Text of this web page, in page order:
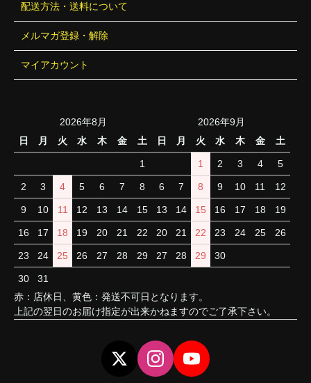
配送方法・送料について
メルマガ登録・解除
マイアカウント
2026年8月
日
月 火 水 木 金 土
1
2 3 4 5 6 7 8
9 10 11 12 13 14 15
16 17 18 19 20 21 22
23 24 25 26 27 28 29
30 31
2026年9月
日
月 火 水 木 金 土
1 2 3 4 5
6 7 8 9 10 11 12
13 14 15 16 17 18 19
20 21 22 23 24 25 26
27 28 29 30
赤：店休日、黄色：発送不可日となります。
上記の翌日のお届け指定が出来かねますのでご了承下さい。